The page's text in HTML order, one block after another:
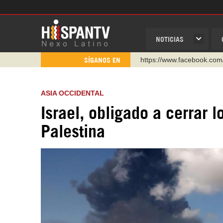
NOTICIAS
SÍGANOS EN
https://
https://
https://urmedium.com/c/
ASIA OCCIDENTAL
Israel, obligado a cerrar
Palestina